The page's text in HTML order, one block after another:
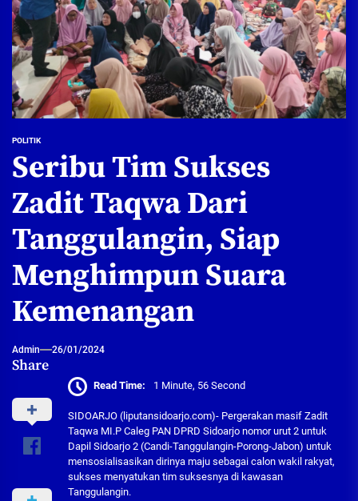
POLITIK
Seribu Tim Sukses
Zadit Taqwa Dari
Tanggulangin, Siap
Menghimpun Suara
Kemenangan
Admin 26/01/2024
Share
Read Time: 1 Minute, 56 Second
SIDOARJO (liputansidoarjo.com)- Pergerakan masif Zadit
Taqwa MI.P Caleg PAN DPRD Sidoarjo nomor urut 2 untuk
Dapil Sidoarjo 2 (Candi-Tanggulangin-Porong-Jabon) untuk
mensosialisasikan dirinya maju sebagai calon wakil rakyat,
sukses menyatukan tim suksesnya di kawasan
Tanggulangin.